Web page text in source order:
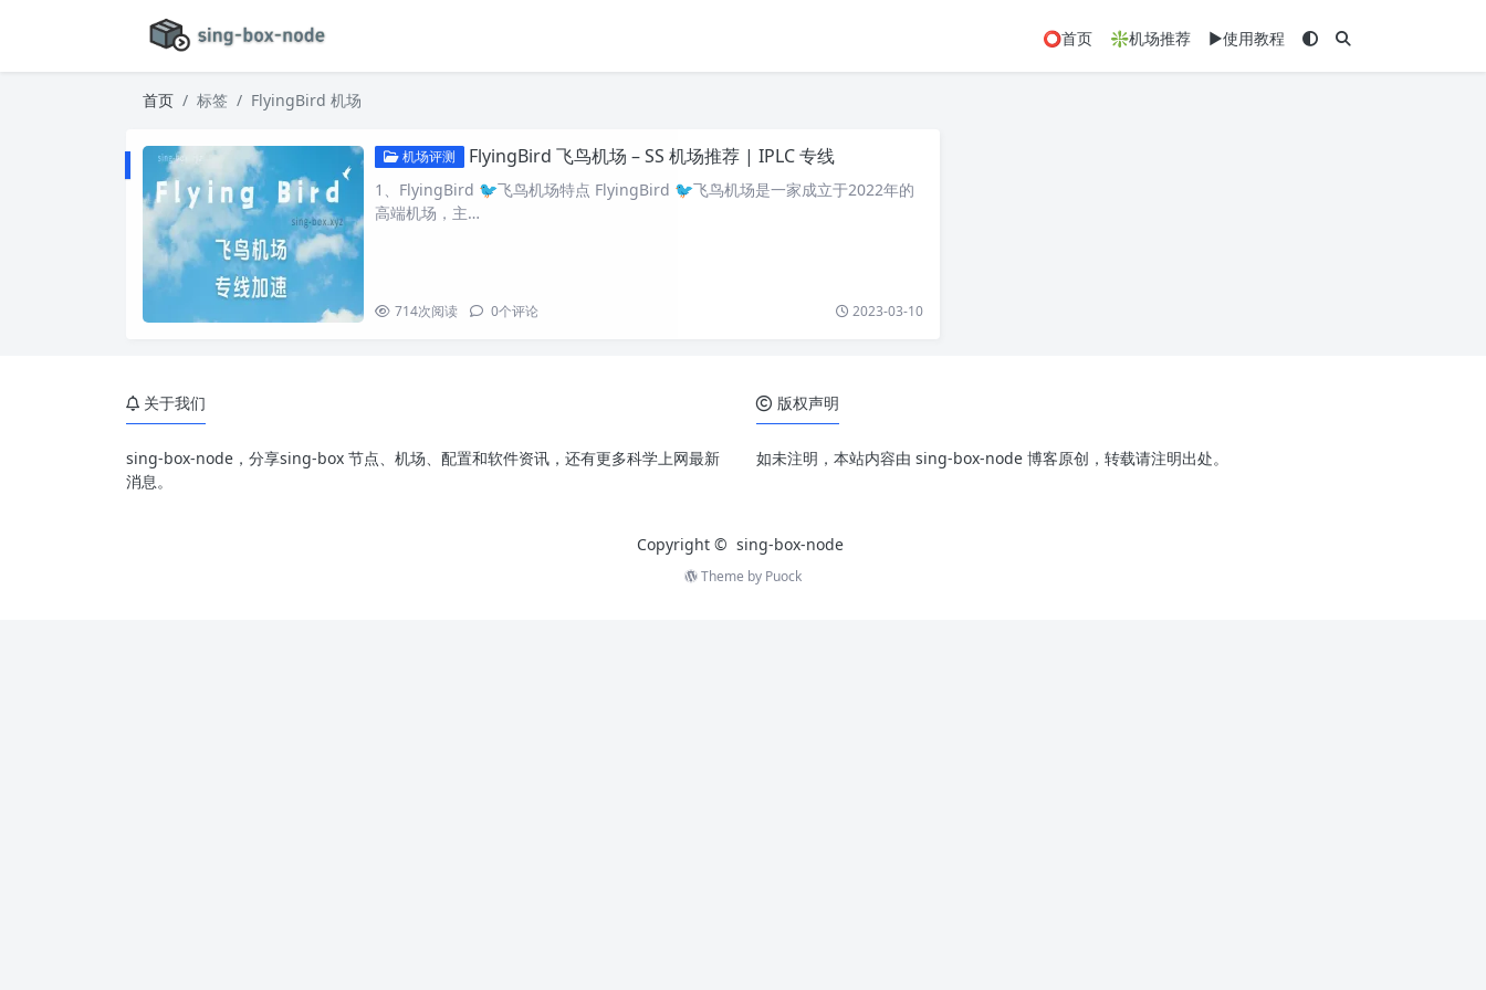
⭕首页 ❇️机场推荐 ▶️使用教程
首页 标签 FlyingBird 机场
机场评测 FlyingBird 飞鸟机场 – SS 机场推荐 | IPLC 专线
1、FlyingBird 🐦飞鸟机场特点 FlyingBird 🐦飞鸟机场是一家成立于2022年的
高端机场，主…
714次阅读 0个评论 2023-03-10
关于我们
sing-box-node，分享sing-box 节点、机场、配置和软件资讯，还有更多科学上网最新
消息。
版权声明
如未注明，本站内容由 sing-box-node 博客原创，转载请注明出处。
Copyright © sing-box-node
Theme by Puock